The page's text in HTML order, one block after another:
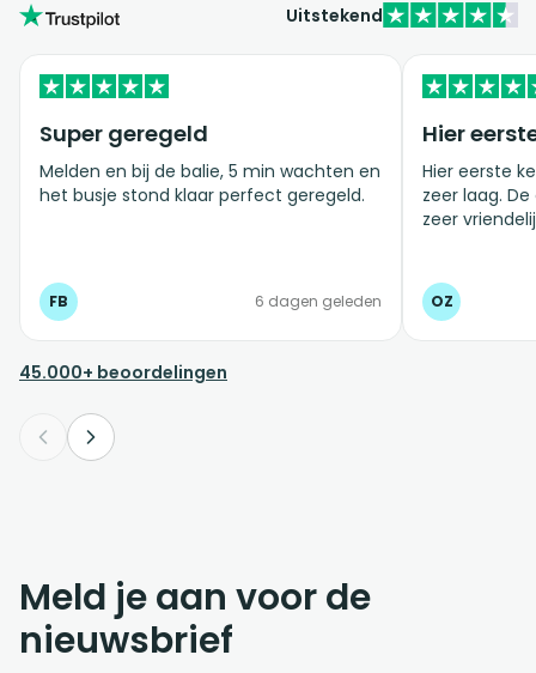
Uitstekend
Super geregeld
Melden en bij de balie, 5 min wachten en
het busje stond klaar perfect geregeld.
FB 6 dagen geleden
Hier
Hier eerste
zeer laag.
zeer
OZ
45.000+ beoordelingen
Meld je aan voor de
nieuwsbrief